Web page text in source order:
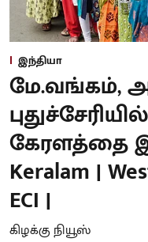
இந்தியா
மே.வங்கம்,
கேரளத்தை
Keralam |
ECI |
கிழக்கு நியூஸ்